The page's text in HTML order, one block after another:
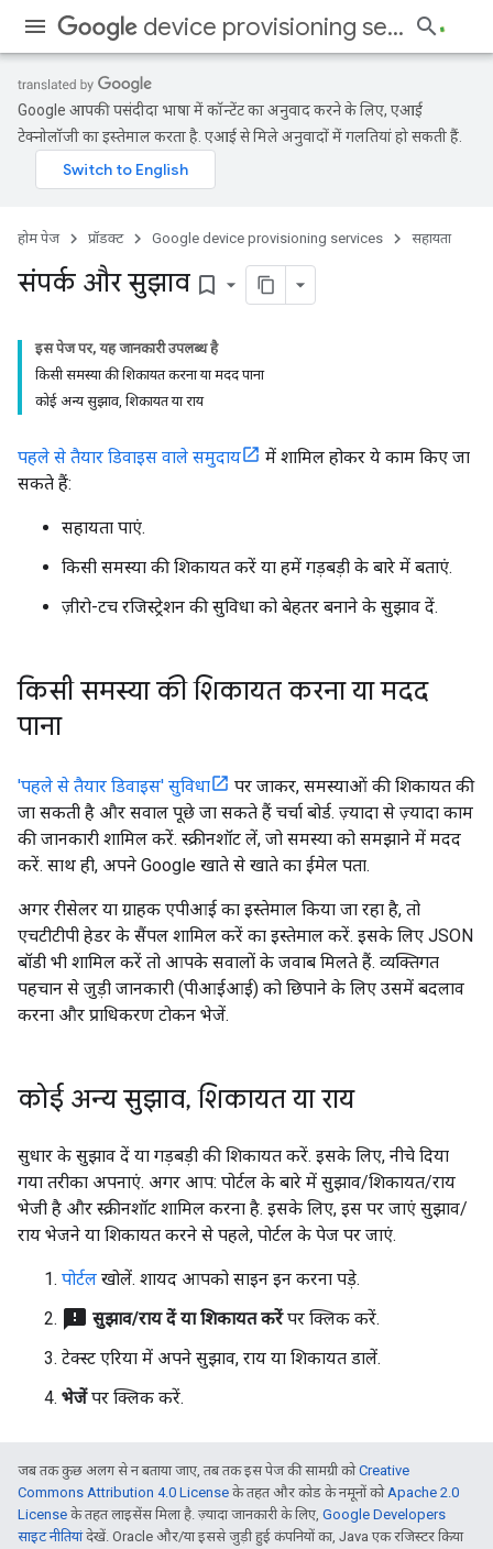
device provisioning services
Google आपकी पसंदीदा भाषा में कॉन्टेंट का अनुवाद करने के लिए, एआई
टेक्नोलॉजी का इस्तेमाल करता है. एआई से मिले अनुवादों में गलतियां हो सकती हैं.
होम पेज प्रॉडक्ट Google device provisioning services सहायता
संपर्क और सुझाव bookmark_border
इस पेज पर, यह जानकारी उपलब्ध है
किसी समस्या की शिकायत करना या मदद पाना
कोई अन्य सुझाव, शिकायत या राय
पहले से तैयार डिवाइस वाले समुदाय
में शामिल होकर ये काम किए जा
सकते हैं:
सहायता पाएं.
किसी समस्या की शिकायत करें या हमें गड़बड़ी के बारे में बताएं.
ज़ीरो-टच रजिस्ट्रेशन की सुविधा को बेहतर बनाने के सुझाव दें.
किसी समस्या की शिकायत करना या मदद
पाना
'पहले से तैयार डिवाइस' सुविधा
पर जाकर, समस्याओं की शिकायत की
जा सकती है और सवाल पूछे जा सकते हैं चर्चा बोर्ड. ज़्यादा से ज़्यादा काम
की जानकारी शामिल करें. स्क्रीनशॉट लें, जो समस्या को समझाने में मदद
करें. साथ ही, अपने Google खाते से खाते का ईमेल पता.
अगर रीसेलर या ग्राहक एपीआई का इस्तेमाल किया जा रहा है, तो
एचटीटीपी हेडर के सैंपल शामिल करें का इस्तेमाल करें. इसके लिए JSON
बॉडी भी शामिल करें तो आपके सवालों के जवाब मिलते हैं. व्यक्तिगत
पहचान से जुड़ी जानकारी (पीआईआई) को छिपाने के लिए उसमें बदलाव
करना और प्राधिकरण टोकन भेजें.
कोई अन्य सुझाव, शिकायत या राय
सुधार के सुझाव दें या गड़बड़ी की शिकायत करें. इसके लिए, नीचे दिया
गया तरीका अपनाएं. अगर आप: पोर्टल के बारे में सुझाव/शिकायत/राय
भेजी है और स्क्रीनशॉट शामिल करना है. इसके लिए, इस पर जाएं सुझाव/
राय भेजने या शिकायत करने से पहले, पोर्टल के पेज पर जाएं.
पोर्टल खोलें. शायद आपको साइन इन करना पड़े.
feedback सुझाव/राय दें या शिकायत करेंपर क्लिक करें.
टेक्स्ट एरिया में अपने सुझाव, राय या शिकायत डालें.
भेजेंपर क्लिक करें.
जब तक कुछ अलग से न बताया जाए, तब तक इस पेज की सामग्री कोCreative
Commons Attribution 4.0 License के तहत और कोड के नमूनों कोApache 2.0
License के तहत लाइसेंस मिला है. ज़्यादा जानकारी के लिए, Google Developers
साइट नीतियांदेखें. Oracle और/या इससे जुड़ी हुई कंपनियों का, Java एक रजिस्टर किया